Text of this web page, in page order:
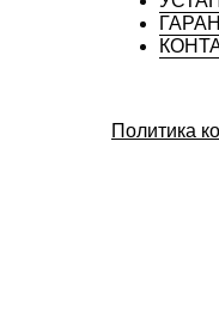
Политика